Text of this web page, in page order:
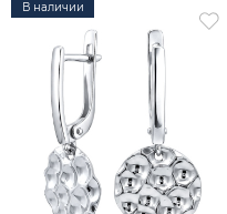
В наличии